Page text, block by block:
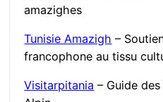
amazighes
Tunisie Amazigh –
francophone au tissu
Visitarpitania – Guide